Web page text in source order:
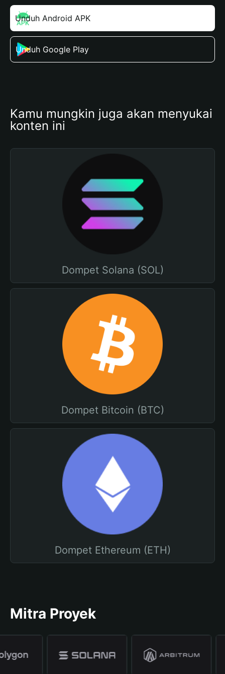
Unduh Android APK
Unduh Google Play
Kamu mungkin juga akan menyukai
konten ini
Dompet Solana (SOL)
Dompet Bitcoin (BTC)
Dompet Ethereum (ETH)
Mitra Proyek